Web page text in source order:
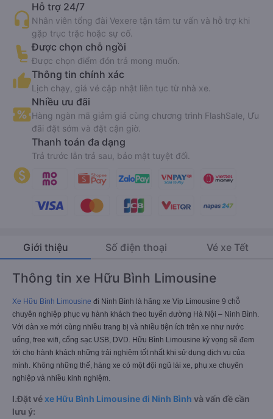
Hỗ trợ 24/7
Nhân viên tổng đài Vexere tận tâm tư vấn và hỗ trợ khi
gặp trục trặc hoặc sự cố.
Được chọn chỗ ngồi
Được chọn điểm đón trả mong muốn.
Thông tin chính xác
Lịch chạy, giá vé cập nhật liên tục từ nhà xe.
Nhiều ưu đãi
Hàng ngàn mã giảm giá cùng chương trình FlashSale, Ưu
đãi đặt sớm và đặt cận giờ.
Thanh toán đa dạng
Trả trước lẫn trả sau, bảo mật tuyệt đối.
Giới thiệu Số điện thoại Vé xe Tết
Thông tin xe Hữu Bình Limousine
Xe Hữu Bình Limousine đi Ninh Bình là hãng xe Vip Limousine 9 chỗ
chuyên nghiệp phục vụ hành khách theo tuyến đường Hà Nội – Ninh Bình.
Với dàn xe mới cùng nhiều trang bị và nhiều tiện ích trên xe như nước
uống, free wifi, cổng sạc USB, DVD. Hữu Bình Limousine kỳ vọng sẽ đem
tới cho hành khách những trải nghiệm tốt nhất khi sử dụng dịch vụ của
mình. Không những thế, hàng xe có một đội ngũ lái xe, phụ xe chuyên
nghiệp và nhiều kinh nghiệm.
I.Đặt vé xe Hữu Bình Limousine đi Ninh Bình và vấn đề cần
lưu ý: